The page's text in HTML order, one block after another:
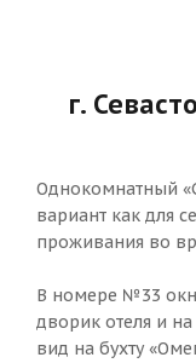
г.
Однокомнатный
вариант как для
проживания во
В номере №33
дворик отеля и
вид на бухту